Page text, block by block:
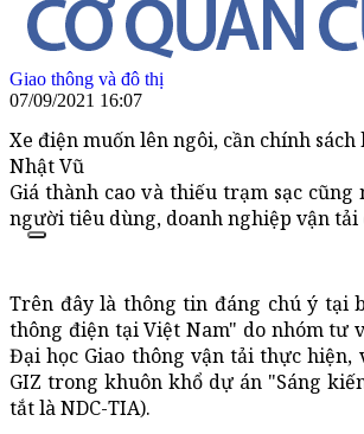
Giao thông và đô thị
07/09/2021 16:07
Xe điện muốn lên ngôi, cần chính
Nhật Vũ
Giá thành cao và thiếu trạm sạc
người tiêu dùng, doanh nghiệp vận
Trên đây là thông tin đáng chú ý tại
thông điện tại Việt Nam" do nhóm tư
Đại học Giao thông vận tải thực
GIZ trong khuôn khổ dự án "Sáng
tắt là NDC-TIA).